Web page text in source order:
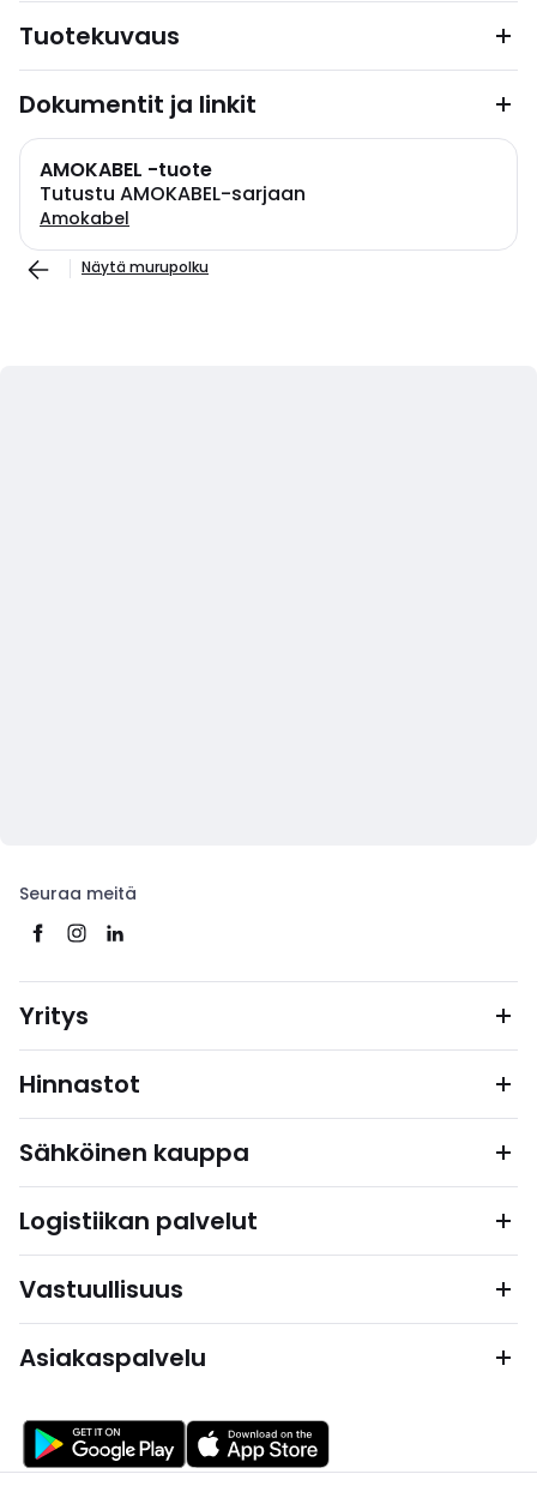
Tuotekuvaus
Dokumentit ja linkit
AMOKABEL -tuote
Tutustu AMOKABEL-sarjaan
Amokabel
Näytä murupolku
Seuraa meitä
Yritys
Hinnastot
Sähköinen kauppa
Logistiikan palvelut
Vastuullisuus
Asiakaspalvelu